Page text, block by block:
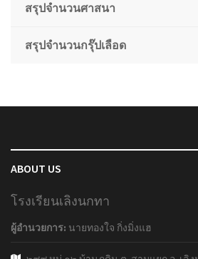
สรุปจำนวนศาสนา
สรุปจำนวนกรุ๊ปเลือด
ABOUT US
โรงเรียนเลิงนกทา
ผู้อำนวยการ: นายทองใจ กิ่งมิ่งแฮ